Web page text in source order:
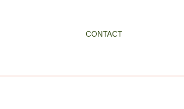
CONTACT